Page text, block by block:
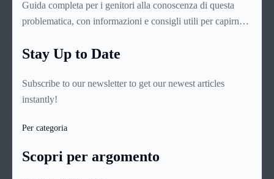
Guida completa per i genitori alla conoscenza di questa
problematica, con informazioni e consigli utili per capirne
individuare lo specialista più indicato e intervenire per
Stay Up to Date
Subscribe to our newsletter to get our newest articles
instantly!
Per categoria
Scopri per argomento